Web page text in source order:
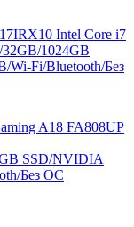
Intel Core i7
1024GB
Wi-Fi/Bluetooth/Без
A18 FA808UP
SSD/NVIDIA
Без ОС